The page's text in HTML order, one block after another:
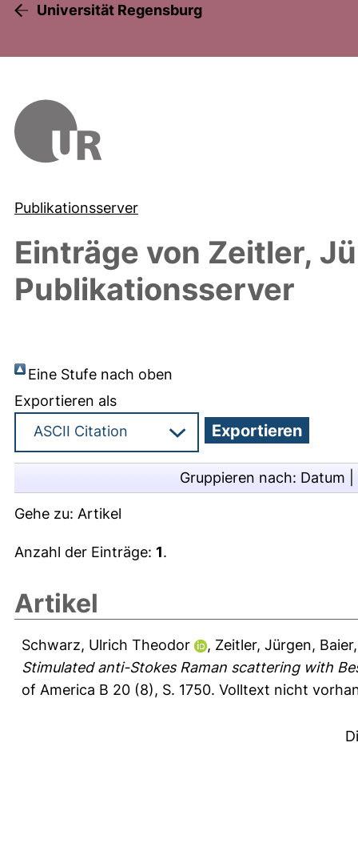
Universität Regensburg
Publikationsserver
Einträge von Zeitler,
Publikationsserver
Eine Stufe nach oben
Exportieren als
Gruppieren nach: Datum
Gehe zu: Artikel
Anzahl der Einträge: 1.
Artikel
Schwarz, Ulrich Theodor , Zeitler, Jürgen,
Stimulated anti-Stokes Raman scattering with
of America B 20 (8), S. 1750. Volltext nicht